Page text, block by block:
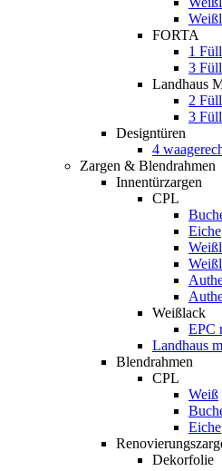
FORTA
1
3
Landhaus
2
3
Designtüren
4
Zargen & Blendrahmen
Innentürzargen
CPL
Eiche
Weißlack
EPC
Landhaus
Blendrahmen
CPL
Weiß
Eiche
Dekorfolie